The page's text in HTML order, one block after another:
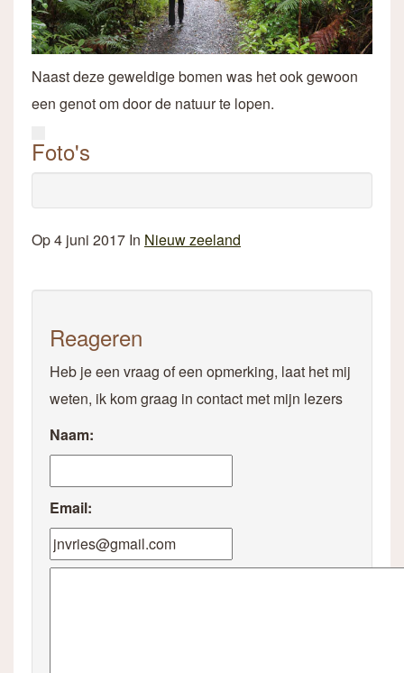
Naast deze geweldige bomen was het ook gewoon
een genot om door de natuur te lopen.
Foto's
Op4 juni 2017 In Nieuw zeeland
Reageren
Heb je een vraag of een opmerking, laat het mij
weten, ik kom graag in contact met mijn lezers
Naam:
Email: